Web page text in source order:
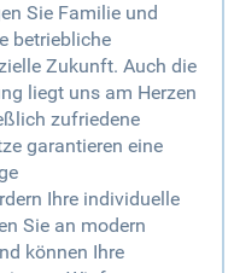
Sie Familie und
betriebliche
Zukunft. Auch die
liegt uns am Herzen
zufriedene
garantieren eine
Ihre individuelle
Sie an modern
können Ihre